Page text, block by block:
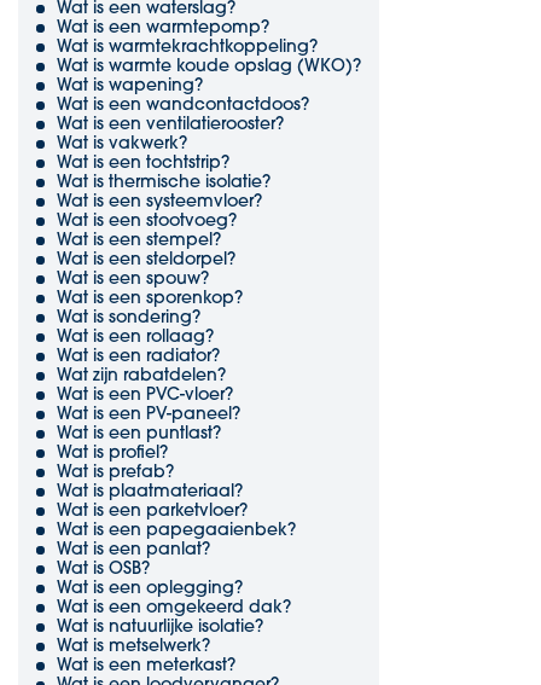
Wat is een waterslag?
Wat is een warmtepomp?
Wat is warmtekrachtkoppeling?
Wat is warmte koude opslag (WKO)?
Wat is wapening?
Wat is een wandcontactdoos?
Wat is een ventilatierooster?
Wat is vakwerk?
Wat is een tochtstrip?
Wat is thermische isolatie?
Wat is een systeemvloer?
Wat is een stootvoeg?
Wat is een stempel?
Wat is een steldorpel?
Wat is een spouw?
Wat is een sporenkop?
Wat is sondering?
Wat is een rollaag?
Wat is een radiator?
Wat zijn rabatdelen?
Wat is een PVC-vloer?
Wat is een PV-paneel?
Wat is een puntlast?
Wat is profiel?
Wat is prefab?
Wat is plaatmateriaal?
Wat is een parketvloer?
Wat is een papegaaienbek?
Wat is een panlat?
Wat is OSB?
Wat is een oplegging?
Wat is een omgekeerd dak?
Wat is natuurlijke isolatie?
Wat is metselwerk?
Wat is een meterkast?